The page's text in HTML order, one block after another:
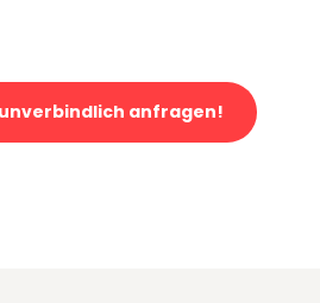
anfragen!